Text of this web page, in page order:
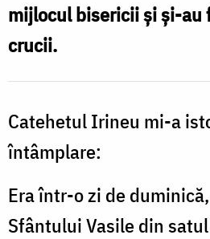
mijlocul bisericii și și-au
crucii.
Catehetul Irineu mi-a
întâmplare:
Era într-o zi de
Sfântului Vasile din